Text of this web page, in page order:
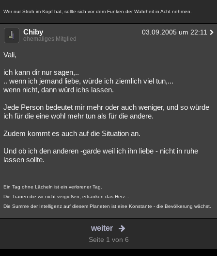
Wer nur Stroh im Kopf hat, sollte sich vor dem Funken der Wahrheit in Acht nehmen.
Chiby 03.09.2005 um 22:11
ehemaliges Mitglied
Vali,
ich kann dir nur sagen,..
.. wenn ich jemand liebe, würde ich ziemlich viel tun,...
wenn nicht, dann würd ichs lassen.
Jede Person bedeutet mir mehr oder auch weniger, und so würde
ich für die eine wohl mehr tun als für die andere.
Zudem kommt es auch auf die Situation an.
Und ob ich den anderen -garde weil ich ihn liebe - nicht in ruhe
lassen sollte.
Ein Tag ohne Lächeln ist ein verlorener Tag.
Die Tränen die wir nicht vergießen, ertränken das Herz...
Die Summe der Intelligenz auf diesem Planeten ist eine Konstante - die Bevölkerung wächst.
weiter
Seite 1 von 6